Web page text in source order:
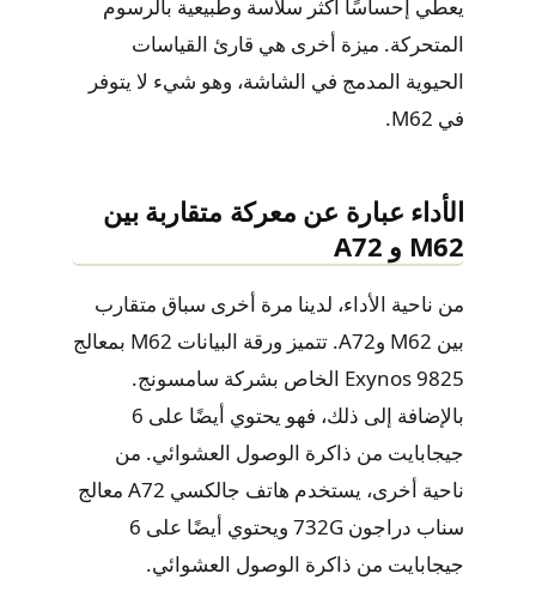
يعطي إحساسًا أكثر سلاسة وطبيعية بالرسوم
المتحركة. ميزة أخرى هي قارئ القياسات
الحيوية المدمج في الشاشة، وهو شيء لا يتوفر
في M62.
الأداء عبارة عن معركة متقاربة بين
M62 و A72
من ناحية الأداء، لدينا مرة أخرى سباق متقارب
بين M62 وA72. تتميز ورقة البيانات M62 بمعالج
Exynos 9825 الخاص بشركة سامسونج.
بالإضافة إلى ذلك، فهو يحتوي أيضًا على 6
جيجابايت من ذاكرة الوصول العشوائي. من
ناحية أخرى، يستخدم هاتف جالكسي A72 معالج
سناب دراجون 732G ويحتوي أيضًا على 6
جيجابايت من ذاكرة الوصول العشوائي.